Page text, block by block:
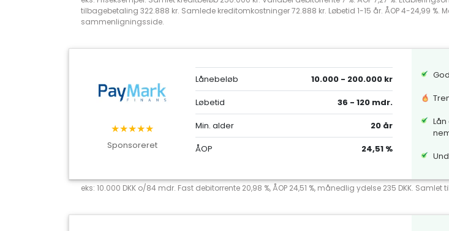
tilbagebetaling 322.888 kr. Samlede kreditomkostninger 72.888 kr. Løbetid 1-15 år. ÅOP 4-24,99
sammenligningsside.
★★★★★
Sponsoreret
Lånebeløb
10.000 - 200.000 kr
Løbetid
36 - 120 mdr.
Min. alder
20 år
ÅOP
24,51 %
eks: 10.000 DKK o/84 mdr. Fast debitorrente 20,98 %, ÅOP 24,51 %, månedlig ydelse 235 DKK. Samlet